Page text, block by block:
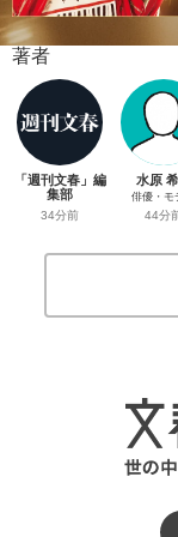
著者
「週刊文春」編
集部
34分前
水原
俳優・モ
44分